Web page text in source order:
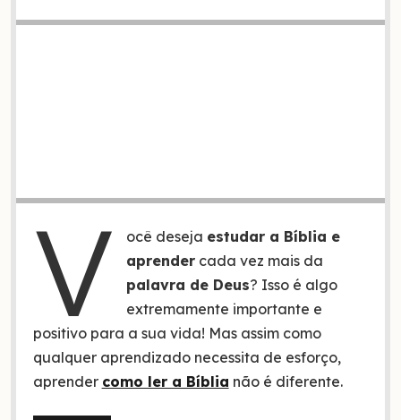
V ocê deseja estudar a Bíblia e
aprender cada vez mais da
palavra de Deus? Isso é algo
extremamente importante e
positivo para a sua vida! Mas assim como
qualquer aprendizado necessita de esforço,
aprender como ler a Bíblia não é diferente.